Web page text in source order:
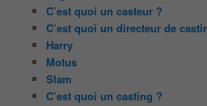
C’est quoi un casteur ?
C’est quoi un directeur de
Harry
Motus
Slam
C’est quoi un casting ?